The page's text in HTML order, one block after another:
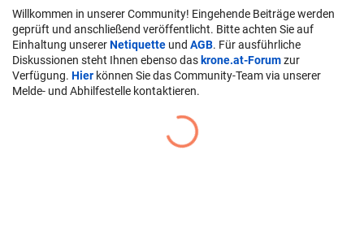
Willkommen in unserer Community! Eingehende Beiträge werden
geprüft und anschließend veröffentlicht. Bitte achten Sie auf
Einhaltung unsererNetiquette und AGB. Für ausführliche
Diskussionen steht Ihnen ebenso das krone.at-Forumzur
Verfügung. Hier können Sie das Community-Team via unserer
Melde- und Abhilfestelle kontaktieren.